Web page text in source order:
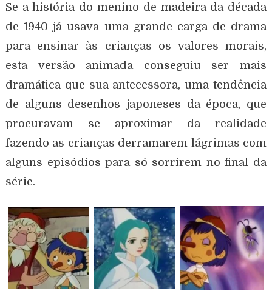
Se a história do menino de madeira da década
de 1940 já usava uma grande carga de drama
para ensinar às crianças os valores morais,
esta versão animada conseguiu ser mais
dramática que sua antecessora, uma tendência
de alguns desenhos japoneses da época, que
procuravam se aproximar da realidade
fazendo as crianças derramarem lágrimas com
alguns episódios para só sorrirem no final da
série.